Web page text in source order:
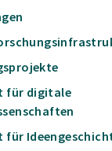
für digitale